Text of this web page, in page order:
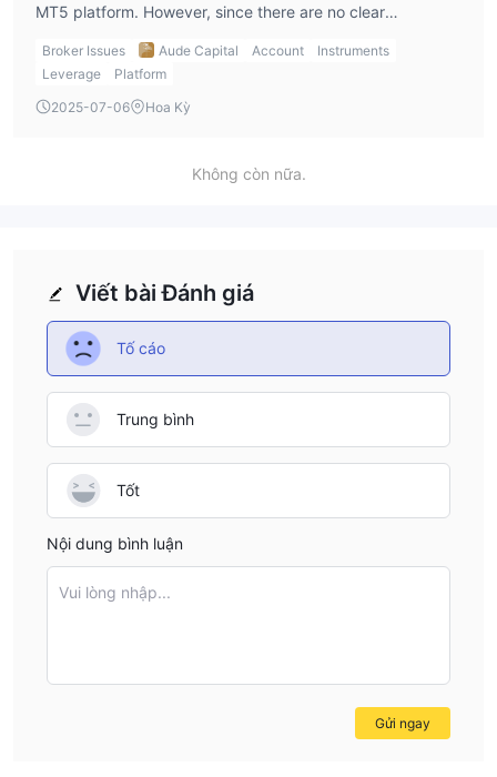
MT5 platform. However, since there are no clear
instructions, I would make sure to check their website or
contact support for specific login details.
Broker Issues Aude Capital Account
Instruments
Leverage
Platform
2025-07-06
Hoa Kỳ
Không còn nữa.
Viết bài Đánh giá
Tố cáo
Trung bình
Tốt
Nội dung bình luận
Vui lòng nhập...
Gửi ngay